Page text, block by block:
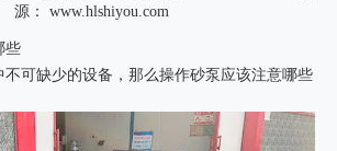
源： www.hlshiyou.com
些
不可缺少的设备，那么操作砂泵应该注意哪些